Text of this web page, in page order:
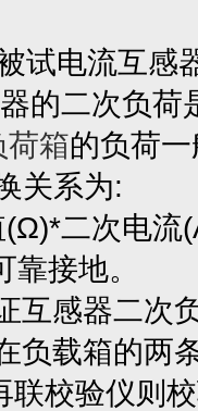
试电流互感
的二次负荷
荷箱的负荷
关系为:
二次电流
靠接地。
互感器二次
负载箱的两
校验仪则